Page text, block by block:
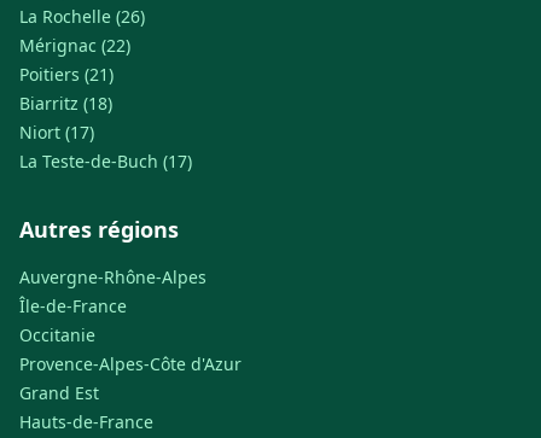
La Rochelle (26)
Mérignac (22)
Poitiers (21)
Biarritz (18)
Niort (17)
La Teste-de-Buch (17)
Autres régions
Auvergne-Rhône-Alpes
Île-de-France
Occitanie
Provence-Alpes-Côte d'Azur
Grand Est
Hauts-de-France